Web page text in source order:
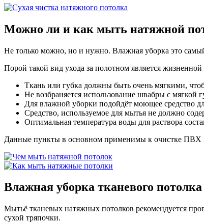
Можно ли и как мыть натяжной
Не только можно, но и нужно. Влажная уборка это
Порой такой вид ухода за полотном является
Ткань или губка должны быть очень мягкими,
Не возбраняется использование швабры с мягкой
Для влажной уборки подойдёт моющее средство
Средство, используемое для мытья не должно
Оптимальная температура воды для раствора
Данные пункты в основном применимы к очистке ПВХ
Влажная уборка тканевого потолка
Мытьё тканевых натяжных потолков рекомендуется
сухой тряпочки.